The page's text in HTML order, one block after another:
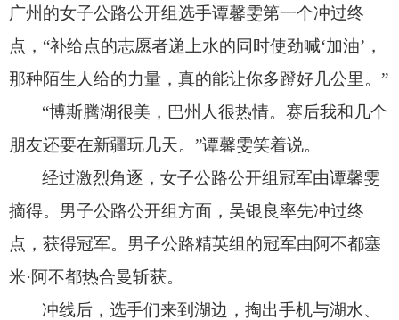
广州的女子公路公开组选手谭馨雯第一个冲过终
点， “补给点的志愿者递上水的同时使劲喊‘加油’，
那种陌生人给的力量， 真的能让你多蹬好几公里。 ”
“博斯腾湖很美， 巴州人很热情。赛后我和几个
朋友还要在新疆玩几天。 ”谭馨雯笑着说。
经过激烈角逐，女子公路公开组冠军由谭馨雯
摘得。 男子公路公开组方面， 吴银良率先冲过终
点， 获得冠军。 男子公路精英组的冠军由阿不都塞
米·阿不都热合曼斩获。
冲线后，选手们来到湖边，掏出手机与湖水、